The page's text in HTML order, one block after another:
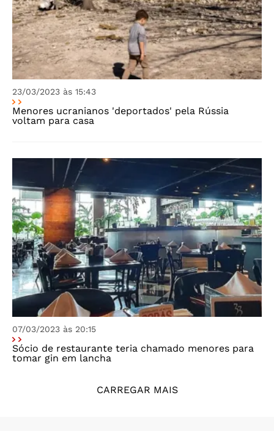
23/03/2023 às 15:43
Menores ucranianos 'deportados' pela Rússia
voltam para casa
07/03/2023 às 20:15
Sócio de restaurante teria chamado menores para
tomar gin em lancha
CARREGAR MAIS